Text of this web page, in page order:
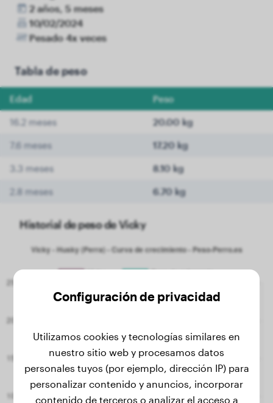
2 años, 5 meses
10/02/2024
Pesado 4x veces
Tabla de peso
Edad Peso
16.2 meses 20.00 kg
7.6 meses 17.20 kg
3.3 meses 8.10 kg
2.8 meses 6.70 kg
Historial de peso de Vicky
Configuración de privacidad
Utilizamos cookies y tecnologías similares en
nuestro sitio web y procesamos datos
personales tuyos (por ejemplo, dirección IP) para
personalizar contenido y anuncios, incorporar
contenido de terceros o analizar el acceso a